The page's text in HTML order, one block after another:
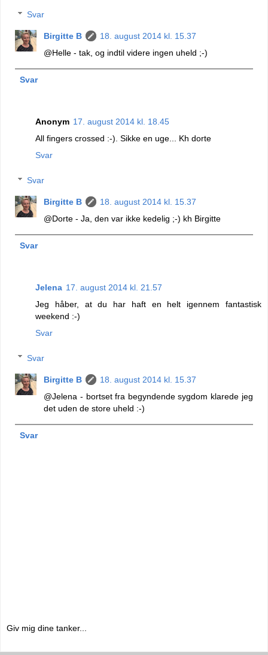
Svar
Birgitte B
18. august 2014 kl. 15.37
@Helle - tak, og indtil videre ingen uheld ;-)
Svar
Anonym 17. august 2014 kl. 18.45
All fingers crossed :-). Sikke en uge... Kh dorte
Svar
Svar
Birgitte B
18. august 2014 kl. 15.37
@Dorte - Ja, den var ikke kedelig ;-) kh Birgitte
Svar
Jelena 17. august 2014 kl. 21.57
Jeg håber, at du har haft en helt igennem fantastisk
weekend :-)
Svar
Svar
Birgitte B
18. august 2014 kl. 15.37
@Jelena - bortset fra begyndende sygdom klarede jeg
det uden de store uheld :-)
Svar
Giv mig dine tanker...